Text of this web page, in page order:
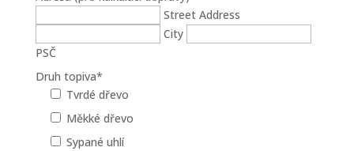
Street Address
City
PSČ
Druh topiva*
Tvrdé dřevo
Měkké dřevo
Sypané uhlí